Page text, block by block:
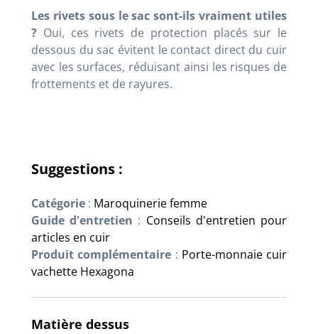
Les rivets sous le sac sont-ils vraiment utiles
? Oui, ces rivets de protection placés sur le
dessous du sac évitent le contact direct du cuir
avec les surfaces, réduisant ainsi les risques de
frottements et de rayures.
Suggestions :
Catégorie : Maroquinerie femme
Guide d'entretien : Conseils d'entretien pour
articles en cuir
Produit complémentaire : Porte-monnaie cuir
vachette Hexagona
Matière dessus